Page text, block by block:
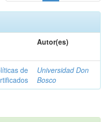
Autor(es)
de
Universidad Don
Bosco